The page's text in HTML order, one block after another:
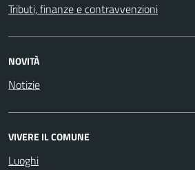
Tributi, finanze e contravvenzioni
NOVITÀ
Notizie
VIVERE IL COMUNE
Luoghi